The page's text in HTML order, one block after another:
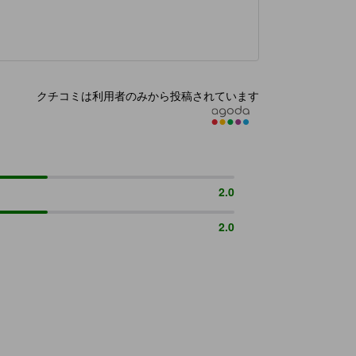
クチコミは利用者のみから投稿されています
2.0
2.0